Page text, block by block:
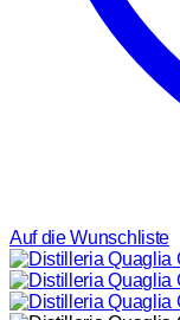
Auf die Wunschliste